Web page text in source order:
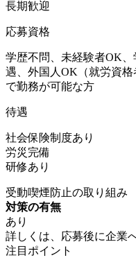
長期歓迎
応募資格
学歴不問、未経験者OK
遇、外国人OK（就労資
で勤務が可能な方
待遇
社会保険制度あり
労災完備
研修あり
受動喫煙防止の取り組み
対策の有無
あり
詳しくは、応募後に企業
注目ポイント